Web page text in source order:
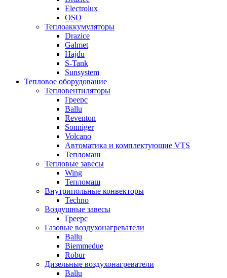
Electrolux
OSO
Теплоаккумуляторы
Drazice
Galmet
Hajdu
S-Tank
Sunsystem
Тепловое оборудование
Тепловентиляторы
Греерс
Ballu
Reventon
Sonniger
Volcano
Автоматика и комплектующие VTS
Тепломаш
Тепловые завесы
Wing
Тепломаш
Внутрипольные конвекторы
Techno
Воздушные завесы
Греерс
Газовые воздухонагреватели
Ballu
Biemmedue
Robur
Дизельные воздухонагреватели
Ballu